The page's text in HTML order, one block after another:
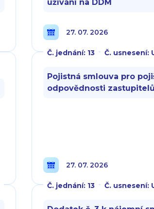
užívání na DDM
27. 07. 2026
Č. jednání: 13 Č. usnesení:
Pojistná smlouva pro
odpovědnosti
27. 07. 2026
Č. jednání: 13 Č. usnesení: